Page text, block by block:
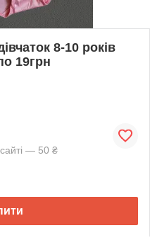
8-10 років
19грн
— 50 ₴